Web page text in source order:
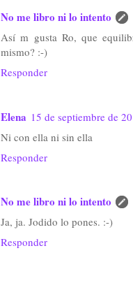
No me libro ni lo intento
Así m gusta Ro, que
mismo? :-)
Responder
Elena 15 de septiembre de
Ni con ella ni sin ella
Responder
No me libro ni lo intento
Ja, ja. Jodido lo pones. :-)
Responder